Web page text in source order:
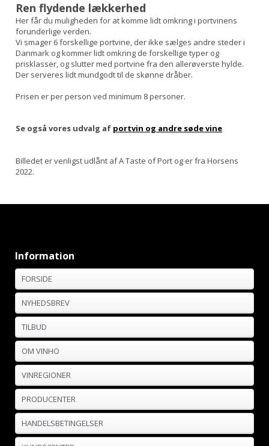
Ren flydende lækkerhed
Her får du muligheden for at komme lidt omkring i portvinens
forunderlige verden.
Vi smager 6 forskellige portvine, der ikke sælges andre steder i
Danmark og kommer lidt omkring de forskellige typer og
prisklasser, og slutter med portvine fra den allerøverste hylde.
Der serveres lidt mundgodt til de skønne dråber.
Prisen er per person ved minimum 8 personer.
Se også vores udvalg af portvin og andre søde vine
Billedet er venligst udlånt af A Taste of Port og er fra Horsens
2022.
Information
FORSIDE
NYHEDSBREV
TILBUD
OM VINHO
VINREGIONER
PRODUCENTER
HANDELSBETINGELSER